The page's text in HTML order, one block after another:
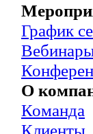
График
О
Команда
Клиенты